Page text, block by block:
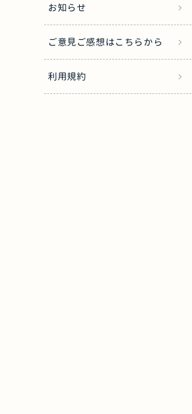
お知らせ
ご意見ご感想はこちらから
利用規約